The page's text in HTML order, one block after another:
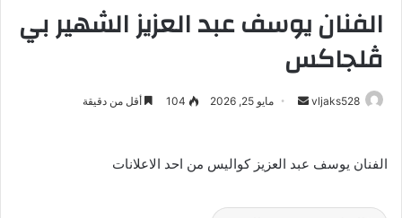
الفنان يوسف عبد العزيز الشهير بي
ڤلجاكس
vljaks528
ل
ر
مايو 25, 2026 104 أقل من دقيقة
الفنان يوسف عبد العزيز كواليس من احد الاعلانات